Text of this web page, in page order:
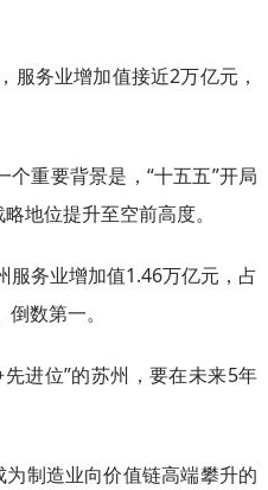
服务业增加值接近2万亿元，
重要背景是，“十五五”开局
地位提升至空前高度。
服务业增加值1.46万亿元，占
数第一。
进位”的苏州，要在未来5年
制造业向价值链高端攀升的